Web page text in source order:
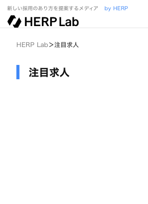
新しい採用のあり方を提案するメディア by HERP
HERP Lab＞注目求人
注目求人